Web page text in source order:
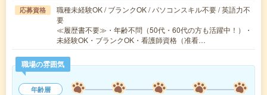
応募資格
職種未経験OK / ブランクOK / パソコンスキル不要 / 英語力不
要
≪履歴書不要≫・年齢不問（50代・60代の方も活躍中！）・
未経験OK・ブランクOK・看護師資格（准看…
職場の雰囲気
年齢層